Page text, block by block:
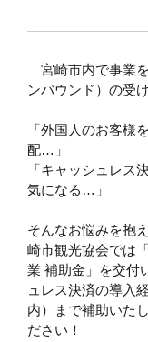
宮崎市内で事業
ンバウンド）の受
「外国人のお客様
配…」
「キャッシュレス
気になる…」
そんなお悩みを抱
崎市観光協会では
業 補助金」を交付
ュレス決済の導入
内）まで補助いた
ださい！